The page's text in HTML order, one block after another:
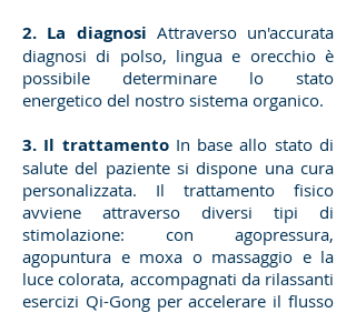
2. La diagnosi Attraverso un'accurata
diagnosi di polso, lingua e orecchio è
possibile determinare lo stato
energetico del nostro sistema organico.
3. Il trattamentoIn base allo stato di
salute del paziente si dispone una cura
personalizzata. Il trattamento fisico
avviene attraverso diversi tipi di
stimolazione: con agopressura,
agopuntura e moxa o massaggio e la
luce colorata, accompagnati da rilassanti
esercizi Qi-Gong per accelerare il flusso